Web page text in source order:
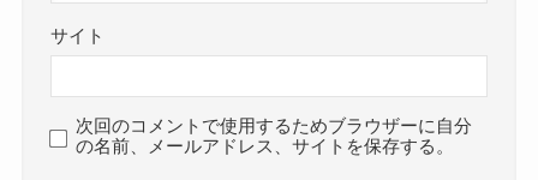
サイト
次回のコメントで使用するためブラウザーに自分
の名前、メールアドレス、サイトを保存する。